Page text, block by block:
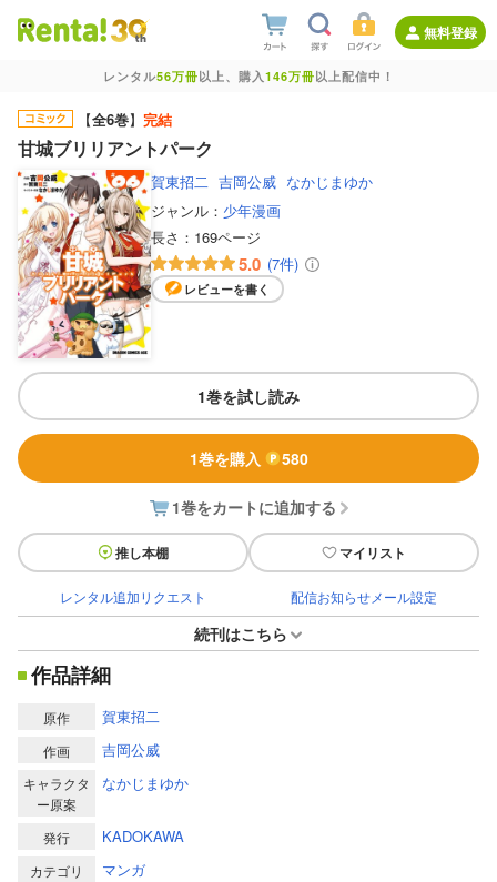
無料登録
レンタル56万冊以上、購入146万冊以上配信中！
【全6巻】 完結
甘城ブリリアントパーク
賀東招二 吉岡公威 なかじまゆか
ジャンル： 少年漫画
長さ： 169ページ
5.0 (7件)
レビューを書く
1巻を試し読み
1巻を購入 580
1巻をカートに追加する
推し本棚 マイリスト
レンタル追加リクエスト 配信お知らせメール設定
続刊はこちら
作品詳細
原作 賀東招二
作画 吉岡公威
キャラクタ
ー原案
なかじまゆか
発行 KADOKAWA
カテゴリ マンガ